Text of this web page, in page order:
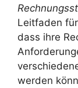
Leitfaden
dass ihre
werden